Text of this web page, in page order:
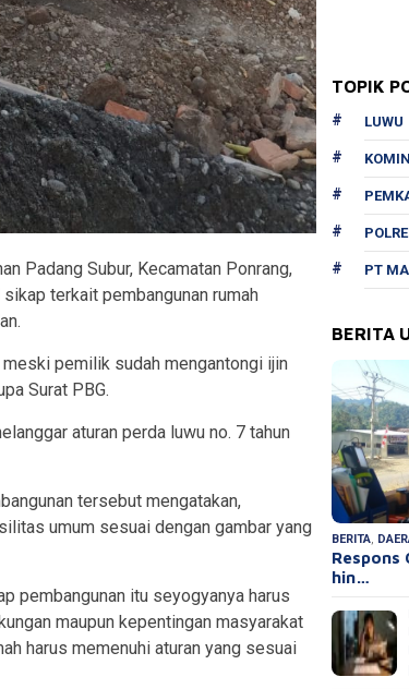
Padang Subur, Kecamatan Ponrang,
terkait pembangunan rumah
pemilik sudah mengantongi ijin
Surat PBG.
aturan perda luwu no. 7 tahun
tersebut mengatakan,
umum sesuai dengan gambar yang
pembangunan itu seyogyanya harus
maupun kepentingan masyarakat
harus memenuhi aturan yang sesuai
TOPIK
LUWU
PT
BERITA
BERITA,
Respons
hin…